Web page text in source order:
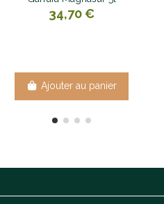
34,70 €
Ajouter au panier